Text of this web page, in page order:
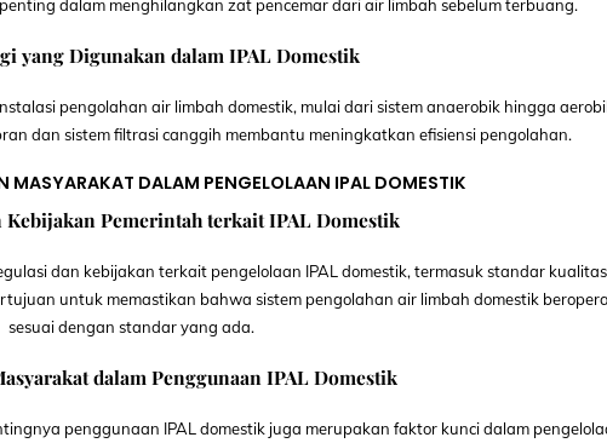
dalam menghilangkan zat pencemar dari air limbah sebelum terbuang.
yang Digunakan dalam IPAL Domestik
pengolahan air limbah domestik, mulai dari sistem anaerobik hingga
dan sistem filtrasi canggih membantu meningkatkan efisiensi pengolahan.
MASYARAKAT DALAM PENGELOLAAN IPAL DOMESTIK
Kebijakan Pemerintah terkait IPAL Domestik
dan kebijakan terkait pengelolaan IPAL domestik, termasuk standar
untuk memastikan bahwa sistem pengolahan air limbah domestik
sesuai dengan standar yang ada.
dalam Penggunaan IPAL Domestik
penggunaan IPAL domestik juga merupakan faktor kunci dalam